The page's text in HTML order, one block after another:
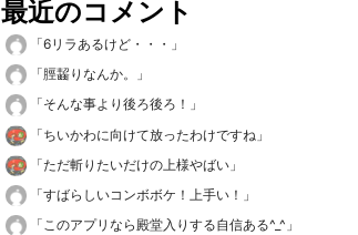
最近のコメント
「6リラあるけど・・・ 」
「脛齧りなんか。
」
「そんな事より後ろ後ろ！ 」
「ちいかわに向けて放ったわけですね 」
「ただ斬りたいだけの上様やばい 」
「すばらしいコンボボケ！上手い！ 」
「このアプリなら殿堂入りする自信ある^_^ 」